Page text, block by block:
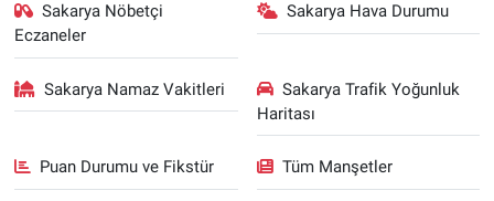
Sakarya Nöbetçi
Eczaneler
Sakarya Hava Durumu
Sakarya Namaz Vakitleri
Sakarya Trafik Yoğunluk
Haritası
Puan Durumu ve Fikstür Tüm Manşetler